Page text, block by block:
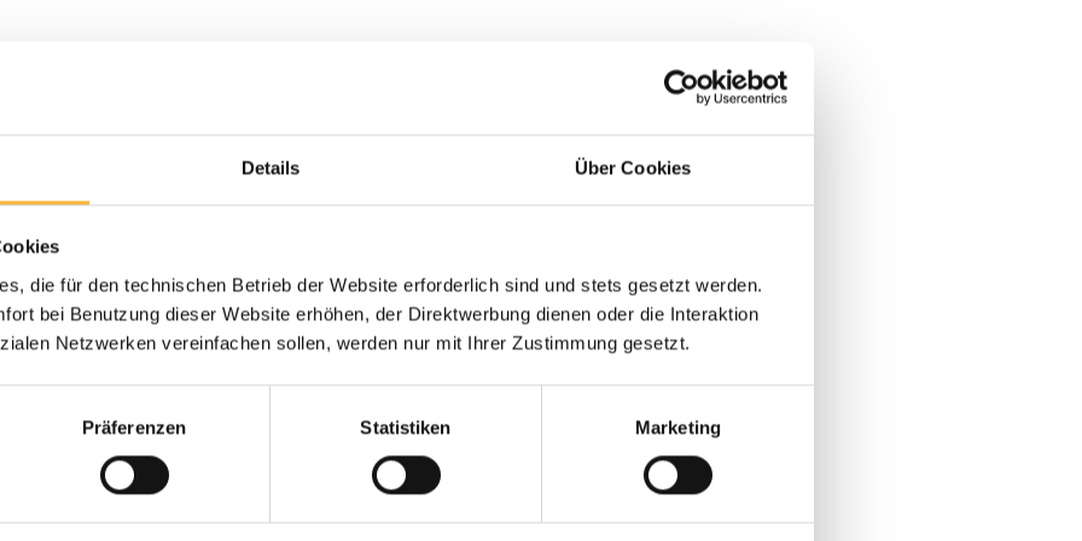
Details Über Cookies
die für den technischen Betrieb der Website erforderlich sind und stets gesetzt werden.
bei Benutzung dieser Website erhöhen, der Direktwerbung dienen oder die Interaktion
Netzwerken vereinfachen sollen, werden nur mit Ihrer Zustimmung gesetzt.
Präferenzen Statistiken Marketing